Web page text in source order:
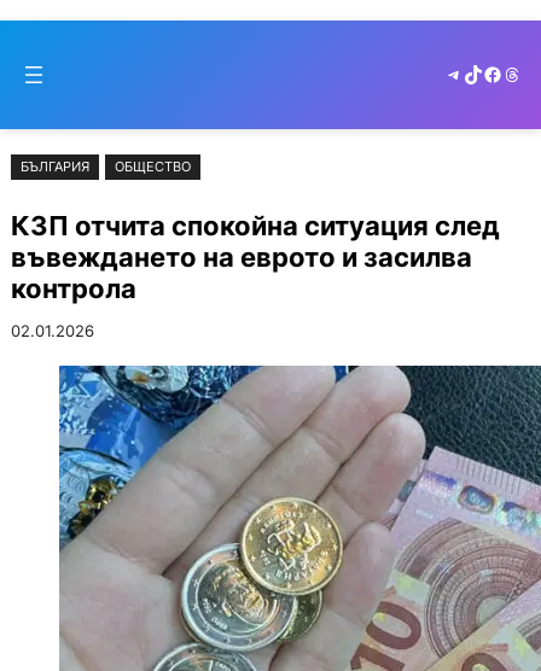
съдържанието
to
Telegram
TikTok
БЪЛГАРИЯ ОБЩЕСТВО
КЗП отчита спокойна ситуация след
въвеждането на еврото и засилва
контрола
02.01.2026